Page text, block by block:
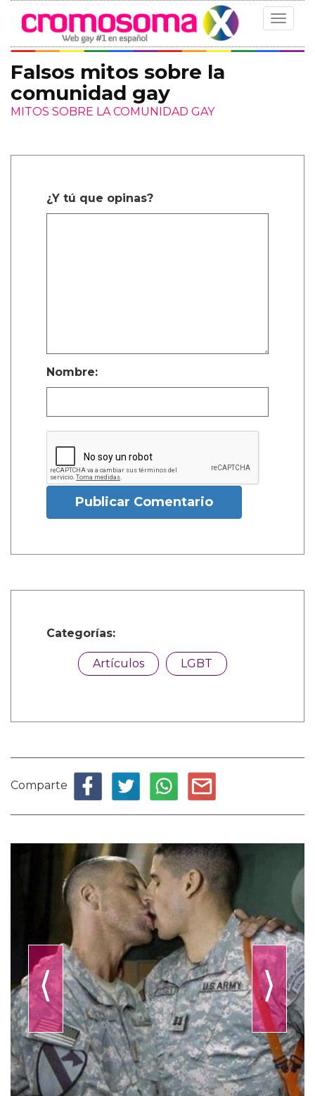
Toggle
Falsos mitos sobre la
comunidad gay
MITOS SOBRE LA COMUNIDAD GAY
¿Y tú que opinas?
Nombre:
Publicar Comentario
Categorías:
Artículos LGBT
Comparte
⟨ ⟩